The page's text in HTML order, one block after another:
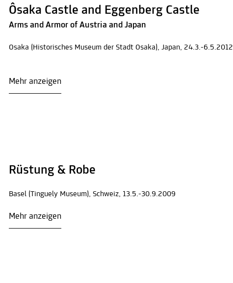
Ôsaka Castle and Eggenberg Castle
Arms and Armor of Austria and Japan
Osaka (Historisches Museum der Stadt Osaka), Japan, 24.3.-6.5.2012
Mehr anzeigen
Rüstung & Robe
Basel (Tinguely Museum), Schweiz, 13.5.-30.9.2009
Mehr anzeigen